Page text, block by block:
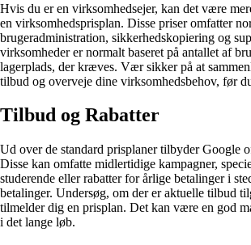
Hvis du er en virksomhedsejer, kan det være
en virksomhedsprisplan. Disse priser omfatter
brugeradministration, sikkerhedskopiering og
virksomheder er normalt baseret på antallet af
lagerplads, der kræves. Vær sikker på at
tilbud og overveje dine virksomhedsbehov, før
Tilbud og Rabatter
Ud over de standard prisplaner tilbyder Google
Disse kan omfatte midlertidige kampagner,
studerende eller rabatter for årlige betalinger i
betalinger. Undersøg, om der er aktuelle tilbud
tilmelder dig en prisplan. Det kan være en god
i det lange løb.